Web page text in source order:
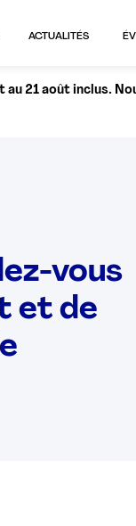
ACTUALITÉS
au 21 août inclus.
vous
et de